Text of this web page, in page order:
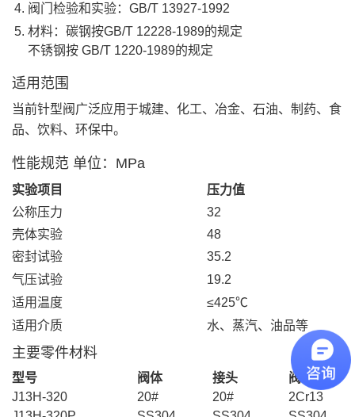
阀门检验和实验：GB/T 13927-1992
材料：碳钢按GB/T 12228-1989的规定
不锈钢按 GB/T 1220-1989的规定
适用范围
当前针型阀广泛应用于城建、化工、冶金、石油、制药、食
品、饮料、环保中。
性能规范 单位：MPa
实验项目
压力值
公称压力
32
壳体实验
48
密封试验
35.2
气压试验
19.2
适用温度
≤425℃
适用介质
水、蒸汽、油品等
主要零件材料
型号 阀体 接头
阀杆
J13H-320
20# 20#
2Cr13